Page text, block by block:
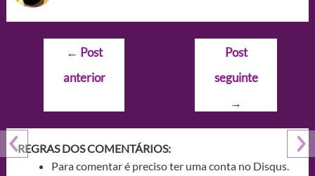
Navegação
Post
← Post
anterior
Post
seguinte
→
REGRAS DOS COMENTÁRIOS:
Para comentar é preciso ter uma conta no Disqus.